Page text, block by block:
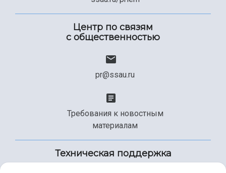
Центр по связям
с общественностью
pr@ssau.ru
Требования к новостным
материалам
Техническая поддержка